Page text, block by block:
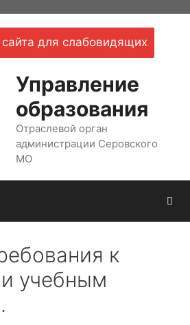
для слабовидящих
Управление
образования
Отраслевой орган
администрации Серовского
МО
к
учебным